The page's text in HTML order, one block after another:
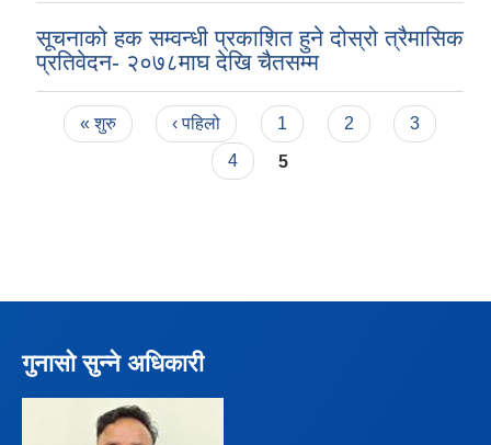
सूचनाको हक सम्वन्धी प्रकाशित हुने दोस्रो त्रैमासिक
प्रतिवेदन- २०७८माघ देखि चैतसम्म
Pages
« शुरु ‹ पहिलो 1 2
3
4
5
गुनासो सुन्ने अधिकारी